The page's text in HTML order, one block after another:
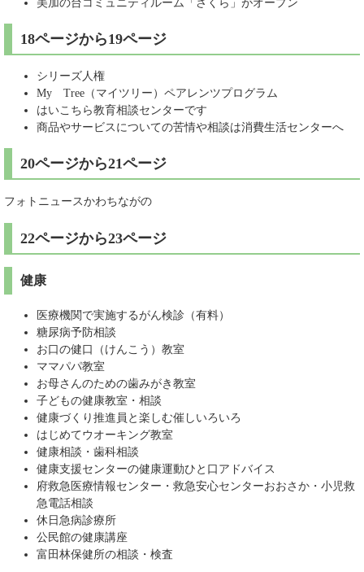
美加の台コミュニティルーム「さくら」がオープン
18ページから19ページ
シリーズ人権
My Tree（マイツリー）ペアレンツプログラム
はいこちら教育相談センターです
商品やサービスについての苦情や相談は消費生活センターへ
20ページから21ページ
フォトニュースかわちながの
22ページから23ページ
健康
医療機関で実施するがん検診（有料）
糖尿病予防相談
お口の健口（けんこう）教室
ママパパ教室
お母さんのための歯みがき教室
子どもの健康教室・相談
健康づくり推進員と楽しむ催しいろいろ
はじめてウオーキング教室
健康相談・歯科相談
健康支援センターの健康運動ひと口アドバイス
府救急医療情報センター・救急安心センターおおさか・小児救
急電話相談
休日急病診療所
公民館の健康講座
富田林保健所の相談・検査